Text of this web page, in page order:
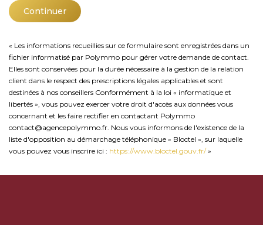
Continuer
« Les informations recueillies sur ce formulaire sont enregistrées dans un
fichier informatisé par Polymmo pour gérer votre demande de contact.
Elles sont conservées pour la durée nécessaire à la gestion de la relation
client dans le respect des prescriptions légales applicables et sont
destinées à nos conseillers Conformément à la loi « informatique et
libertés », vous pouvez exercer votre droit d'accès aux données vous
concernant et les faire rectifier en contactant Polymmo
contact@agencepolymmo.fr. Nous vous informons de l'existence de la
liste d'opposition au démarchage téléphonique « Bloctel », sur laquelle
vous pouvez vous inscrire ici : https://www.bloctel.gouv.fr/»